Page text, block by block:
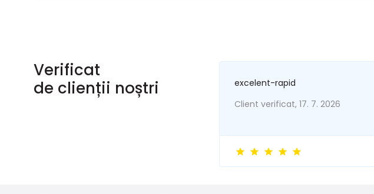
Verificat
de clienții noștri
excelent-rapid
Client verificat, 17. 7. 2026